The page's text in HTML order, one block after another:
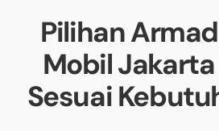
Pilihan
Mobil
Sesuai